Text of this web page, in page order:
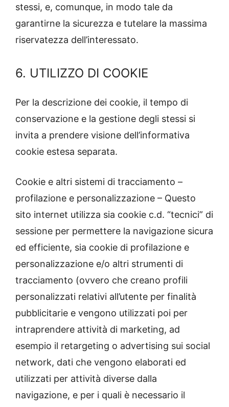
stessi, e, comunque, in modo tale da
garantirne la sicurezza e tutelare la massima
riservatezza dell’interessato.
6. UTILIZZO DI COOKIE
Per la descrizione dei cookie, il tempo di
conservazione e la gestione degli stessi si
invita a prendere visione dell’informativa
cookie estesa separata.
Cookie e altri sistemi di tracciamento –
profilazione e personalizzazione – Questo
sito internet utilizza sia cookie c.d. “tecnici” di
sessione per permettere la navigazione sicura
ed efficiente, sia cookie di profilazione e
personalizzazione e/o altri strumenti di
tracciamento (ovvero che creano profili
personalizzati relativi all’utente per finalità
pubblicitarie e vengono utilizzati poi per
intraprendere attività di marketing, ad
esempio il retargeting o advertising sui social
network, dati che vengono elaborati ed
utilizzati per attività diverse dalla
navigazione, e per i quali è necessario il